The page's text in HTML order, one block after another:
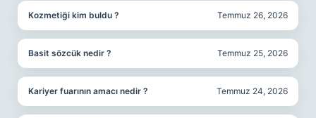
Kozmetiği kim buldu ? Temmuz 26, 2026
Basit sözcük nedir ? Temmuz 25, 2026
Kariyer fuarının amacı nedir ? Temmuz 24, 2026